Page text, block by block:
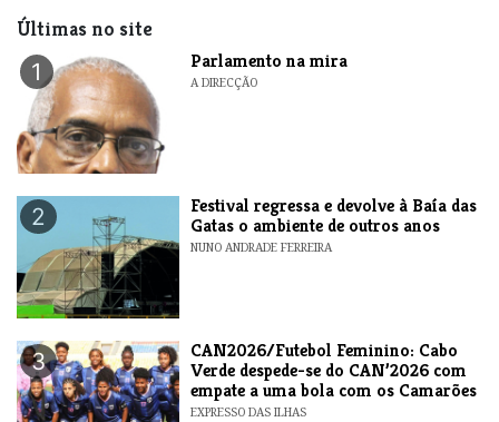
Últimas no site
1 Parlamento na mira
A DIRECÇÃO
2
Festival regressa e devolve à Baía das
Gatas o ambiente de outros anos
NUNO ANDRADE FERREIRA
3
CAN2026/Futebol Feminino: Cabo
Verde despede-se do CAN’2026 com
empate a uma bola com os Camarões
EXPRESSO DAS ILHAS